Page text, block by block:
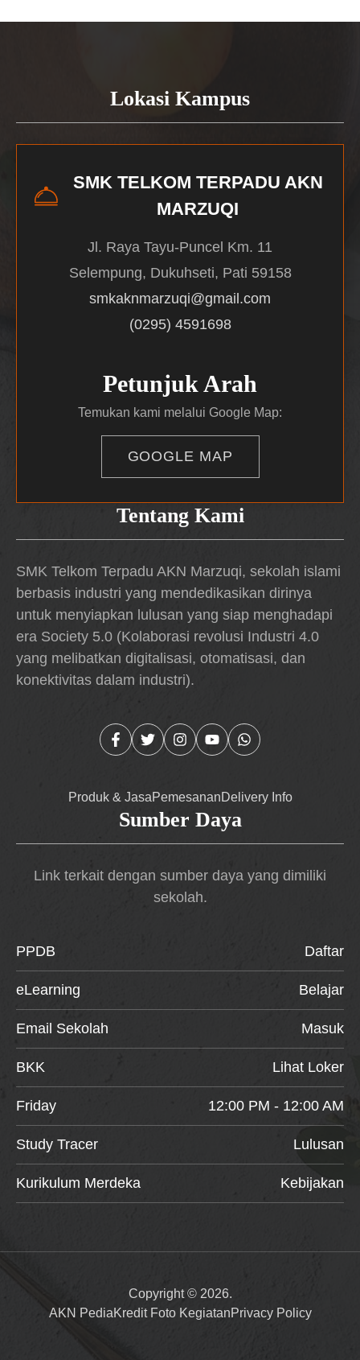
Tentang Kami
SMK Telkom Terpadu AKN Marzuqi, sekolah islami
berbasis industri yang mendedikasikan dirinya
untuk menyiapkan lulusan yang siap menghadapi
era Society 5.0 (Kolaborasi revolusi Industri 4.0
yang melibatkan digitalisasi, otomatisasi, dan
konektivitas dalam industri).
Produk & JasaPemesananDelivery Info
Lokasi Kampus
SMK TELKOM TERPADU AKN
MARZUQI
Jl. Raya Tayu-Puncel Km. 11
Selempung, Dukuhseti, Pati 59158
smkaknmarzuqi@gmail.com
(0295) 4591698
Petunjuk Arah
Temukan kami melalui Google Map:
GOOGLE MAP
Sumber Daya
Link terkait dengan sumber daya yang dimiliki
sekolah.
PPDB Daftar
eLearning Belajar
Email Sekolah Masuk
BKK Lihat Loker
Friday 12:00 PM - 12:00 AM
Study Tracer Lulusan
Kurikulum Merdeka Kebijakan
Copyright © 2026.
AKN PediaKredit Foto KegiatanPrivacy Policy